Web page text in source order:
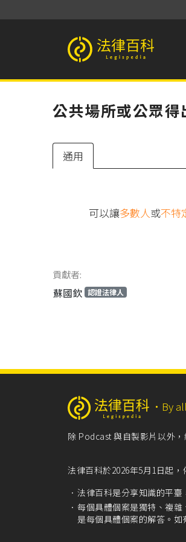
法律百科 Legispedia
公共場所或公眾得
通用
可以讓多數人或不特
貢獻者:
蘇國欽 認證法律人
‧ By
除 Podcast 與自製影片以外，
法律百科於2026年5月1日起
法律百科是分享知識的平
每個具體個案是獨特、複
是每個具體個案的解答。如